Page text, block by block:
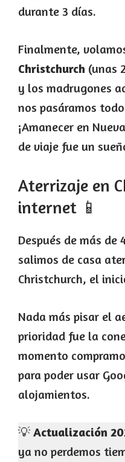
durante 3 días.
Finalmente,
Christchurch (unas
y los madrugones
nos pasáramos
¡Amanecer en
de viaje fue un
Aterrizaje en
internet 📱
Después de más de
salimos de casa
Christchurch, el
Nada más pisar el
prioridad fue la
momento
para poder usar
alojamientos.
💡 Actualización
ya no perdemos